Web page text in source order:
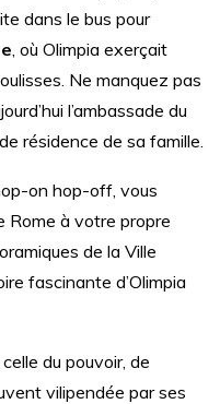
dans le bus pour
, où Olimpia exerçait
Ne manquez pas
l’ambassade du
résidence de sa famille.
on hop-off, vous
Rome à votre propre
de la Ville
fascinante d’Olimpia
du pouvoir, de
vilipendée par ses